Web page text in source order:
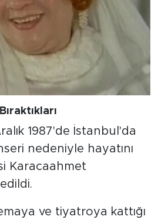
1987'de İstanbul'da
nedeniyle hayatını
Karacaahmet
ve tiyatroya kattığı